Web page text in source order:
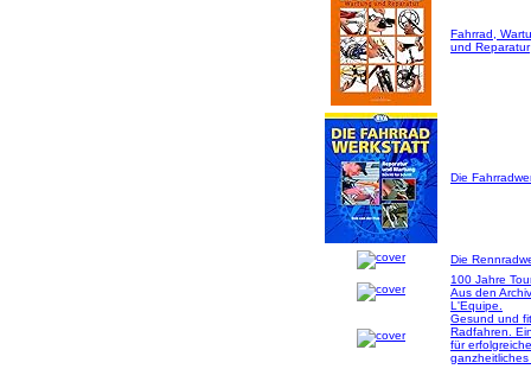
Fahrrad,
und Reparatur
Die
Die
100 Jahre
Aus den
L'Equipe.
Gesund und
Radfahren.
für